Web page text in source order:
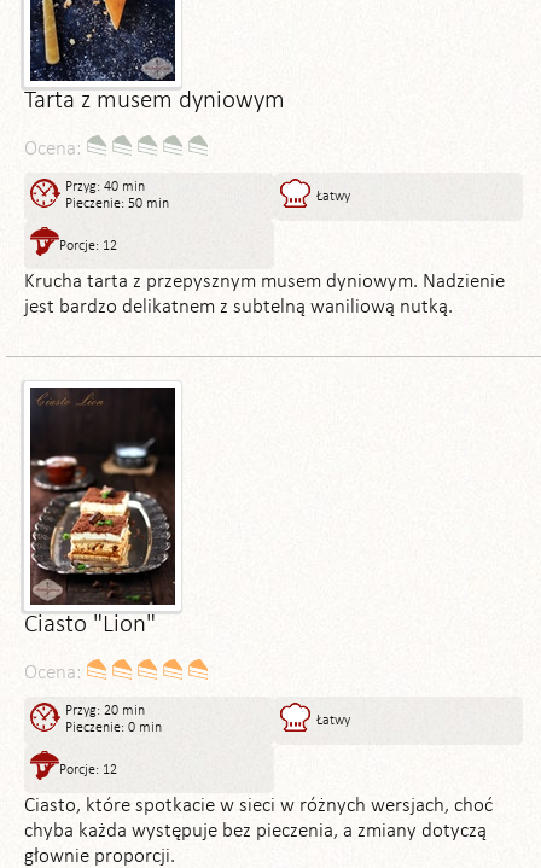
Tarta z musem dyniowym
Ocena:
Przyg: 40 min
Pieczenie: 50 min
Łatwy
Porcje: 12
Krucha tarta z przepysznym musem dyniowym. Nadzienie
jest bardzo delikatnem z subtelną waniliową nutką.
Ciasto "Lion"
Ocena:
Przyg: 20 min
Pieczenie: 0 min
Łatwy
Porcje: 12
Ciasto, które spotkacie w sieci w różnych wersjach, choć
chyba każda występuje bez pieczenia, a zmiany dotyczą
głownie proporcji.